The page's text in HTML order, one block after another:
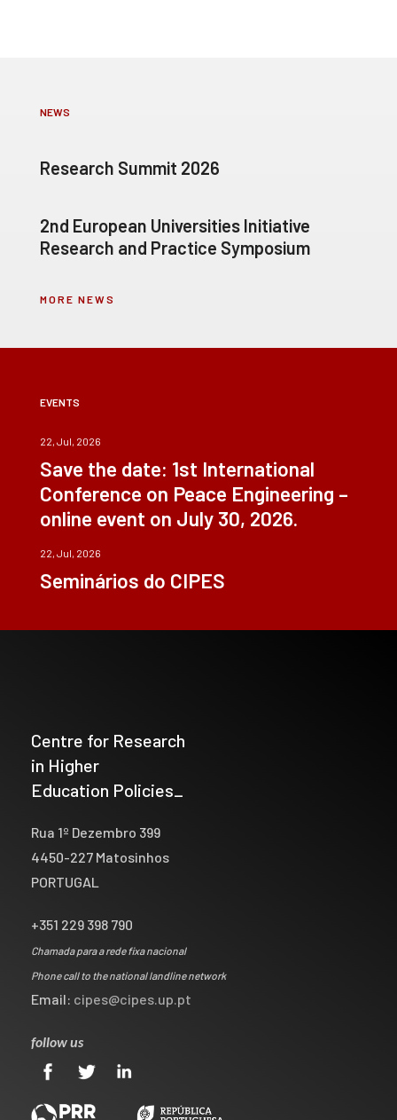
NEWS
Research Summit 2026
2nd European Universities Initiative
Research and Practice Symposium
MORE NEWS
EVENTS
22, Jul, 2026
Save the date: 1st International
Conference on Peace Engineering –
online event on July 30, 2026.
22, Jul, 2026
Seminários do CIPES
Centre for Research
in Higher
Education Policies_
Rua 1º Dezembro 399
4450-227 Matosinhos
PORTUGAL
+351 229 398 790
Chamada para a rede fixa nacional
Phone call to the national landline network
Email: cipes@cipes.up.pt
follow us